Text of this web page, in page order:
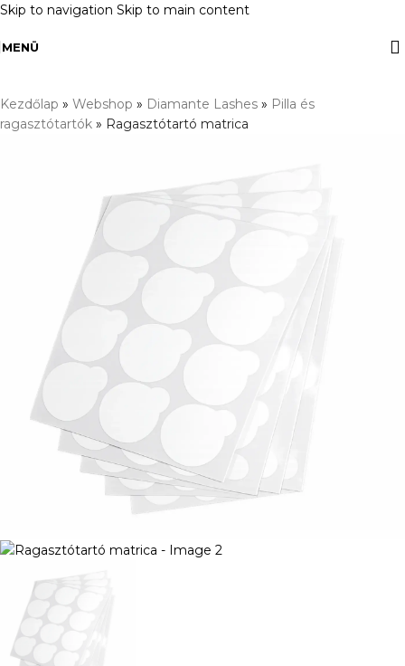
Skip to navigation Skip to main content
MENÜ
Kezdőlap » Webshop » Diamante Lashes » Pilla és
ragasztótartók » Ragasztótartó matrica